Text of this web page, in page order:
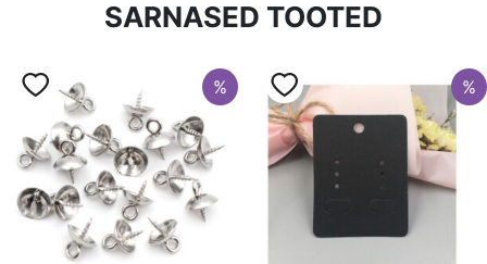
SARNASED TOOTED
% %